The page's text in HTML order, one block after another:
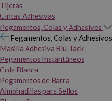
Tijeras
Cintas Adhesivas
Pegamentos, Colas y Adhesivos
Pegamentos, Colas y Adhesivos
Masilla Adhesiva Blu-Tack
Pegamentos Instantáneos
Cola Blanca
Pegamentos de Barra
Almohadillas para Sellos